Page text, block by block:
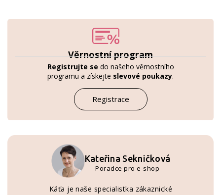
Věrnostní program
Registrujte se do našeho věrnostního
programu a získejte slevové poukazy.
Registrace
Kateřina Sekničková
Poradce pro e-shop
Káťa je naše specialistka zákaznické